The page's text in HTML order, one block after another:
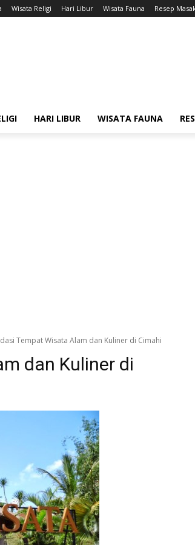
Wisata Religi Hari Libur Wisata Fauna Resep
HARI LIBUR WISATA FAUNA
Tempat Wisata Alam dan Kuliner di Cimahi
dan Kuliner di